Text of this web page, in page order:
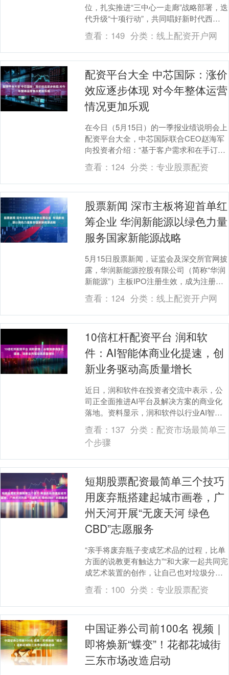
位，扎实推进“三中心一走廊”战略部署，迭
代升级“十项行动”，共同唱好新时代西
部“双城记”，区域经济实力、发展活力、区
域整....
查看： 149 分类： 线上配资开户网
配资平台大全 中芯国际：涨价
效应逐步体现 对今年整体运营
情况更加乐观
在今日（5月15日）的一季报业绩说明会上
配资平台大全，中芯国际联合CEO赵海军
向投资者介绍：“基于客户需求和在手订单
情况，相较于上个季度，我们对于今年的
整体运营....
查看： 124 分类： 专业股票配资
股票新闻 深市主板将迎首单红
筹企业 华润新能源以绿色力量
服务国家新能源战略
5月15日股票新闻，证监会及深交所官网披
露，华润新能源控股有限公司（简称“华润
新能源”）主板IPO注册生效，成为注册制
以来深交所主板首单落地的红筹企业。
在“十五....
查看： 124 分类： 线上配资开户网
10倍杠杆配资平台 润和软
件：AI智能体商业化提速，创
新业务驱动高质量增长
近日，润和软件在投资者交流中表示，公
司正全面推进AI平台及解决方案的商业化
落地。资料显示，润和软件以行业AI智能
体专家为定位，构建起从芯片适配、大模
型调优到智能....
查看： 137 分类： 配资市场最简单三
个步骤
短期股票配资最简单三个技巧
用废弃瓶搭建起城市画卷，广
州天河开展“无废天河 绿色
CBD”志愿服务
“亲手将废弃瓶子变成艺术品的过程，比单
方面的说教更有触达力”“和大家一起共同完
成艺术装置的创作，让自己也对垃圾分类
与资源再利用有了更直接的实感”……近
日，一场别....
查看： 100 分类： 专业股票配资
中国证券公司前100名 视频｜
即将焕新“蝶变”！花都花城街
三东市场改造启动